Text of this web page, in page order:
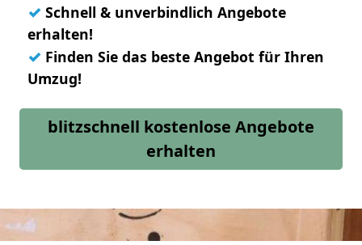
✓ Schnell & unverbindlich Angebote
erhalten!
✓ Finden Sie das beste Angebot für Ihren
Umzug!
blitzschnell kostenlose Angebote
erhalten